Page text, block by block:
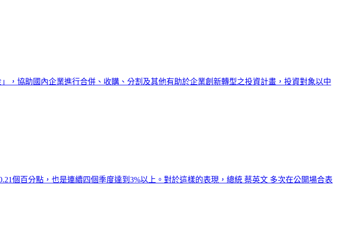
，協助國內企業進行合併、收購、分割及其他有助於企業創新轉型之投資計畫，投資對象以中
個百分點，也是連續四個季度達到3%以上。對於這樣的表現，總統 蔡英文 多次在公開場合表